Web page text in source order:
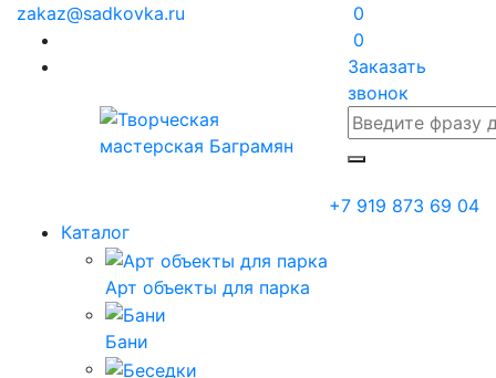
zakaz@sadkovka.ru
0
0
Заказать
звонок
+7 919 873 69 04
Каталог
Арт объекты для парка
Бани